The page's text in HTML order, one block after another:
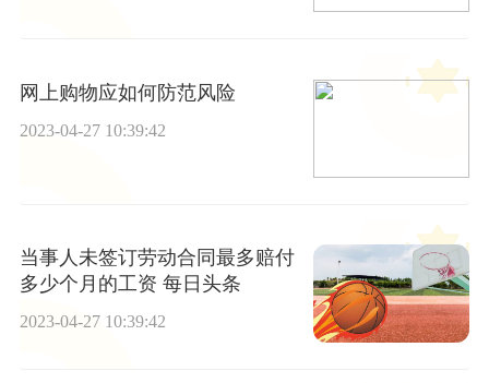
网上购物应如何防范风险
2023-04-27 10:39:42
当事人未签订劳动合同最多赔付
多少个月的工资 每日头条
2023-04-27 10:39:42